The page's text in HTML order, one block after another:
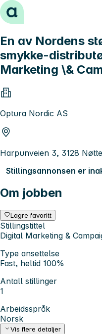
Hopp til innhold
En av Nordens
smykke-
Marketing \&
Optura Nordic AS
Harpunveien 3, 3128
Stillingsannonsen er
Om jobben
Lagre favoritt
Stillingstittel
Digital Marketing &
Type ansettelse
Fast, heltid 100%
Antall stillinger
1
Arbeidsspråk
Norsk
Vis flere detaljer